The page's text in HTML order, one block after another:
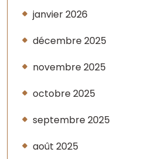
janvier 2026
décembre 2025
novembre 2025
octobre 2025
septembre 2025
août 2025